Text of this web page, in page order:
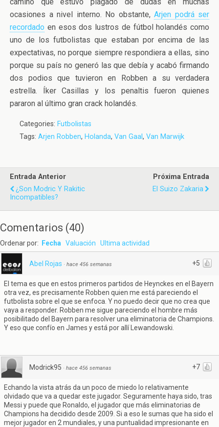
ocasiones a nivel interno. No obstante, Arjen podrá ser
recordado en esos dos lustros de fútbol holandés como
uno de los futbolistas que estaban por encima de las
expectativas, no porque siempre respondiera a ellas, sino
porque su país no generó las que debía y acabó firmando
dos podios que tuvieron en Robben a su verdadera
estrella. Íker Casillas y los penaltis fueron quienes
pararon al último gran crack holandés.
Categories: Futbolistas
Tags: Arjen Robben, Holanda, Van Gaal, Van Marwijk
Entrada Anterior
¿Son Modric Y Rakitic
Incompatibles?
Próxima Entrada
El Suizo Zakaria
Comentarios (40)
Ordenar por: Fecha Valuación Ultima actividad
+5
Abel Rojas · hace 456 semanas
El tema es que en estos primeros partidos de Heynckes en el Bayern
otra vez, es precisamente Robben quien me está pareciendo el
futbolista sobre el que se enfoca. Y no puedo decir que no crea que
vaya a responder. Robben me sigue pareciendo el hombre más
posibilitado del Bayern para resolver una eliminatoria de Champions.
Y eso que confío en James y está por allí Lewandowski.
+7
Modrick95 · hace 456 semanas
Echando la vista atrás da un poco de miedo lo relativamente
olvidado que va a quedar este jugador. Seguramente haya sido, tras
Messi y puede que Ronaldo, el jugador que más eliminatorias de
Champions ha decidido desde 2009. Si a eso le sumas que ha sido el
mejor jugador en 2 mundiales, y una puntualidad impresionante en